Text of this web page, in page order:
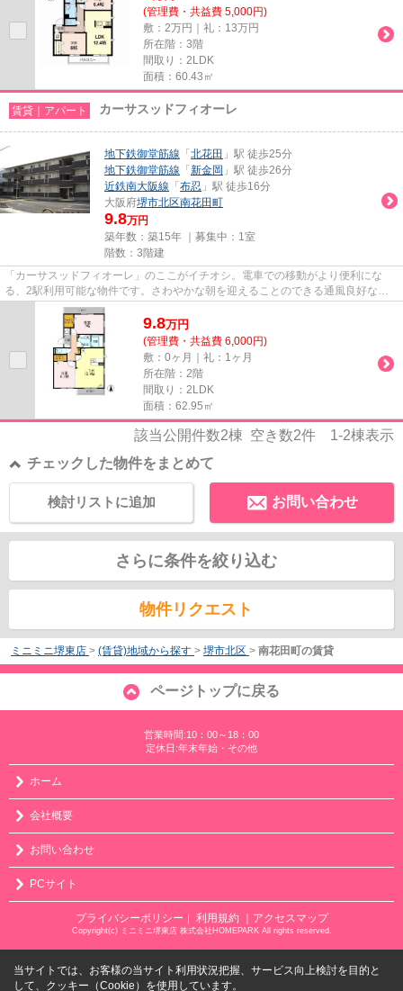
(管理費・共益費 5,000円)
敷：2万円｜礼：13万円
所在階：3階
間取り：2LDK
面積：60.43㎡
賃貸｜アパート カーサスッドフィオーレ
地下鉄御堂筋線 「 北花田 」駅 徒歩25分
地下鉄御堂筋線 「 新金岡 」駅 徒歩26分
近鉄南大阪線 「 布忍 」駅 徒歩16分
大阪府堺市北区南花田町
9.8万円
築年数：築15年 ｜募集中： 1室
階数：3階建
「カーサスッドフィオーレ」のここがイチオシ。電車での移動がより便利にな
る、2駅利用可能な物件です。さわやかな朝を迎えることのできる通風良好な物
件。通勤前にも簡単にごみを捨て...
9.8万円
(管理費・共益費 6,000円)
敷：0ヶ月｜礼：1ヶ月
所在階：2階
間取り：2LDK
面積：62.95㎡
該当公開件数2棟 空き数2件 1-2棟表示
チェックした物件をまとめて
お問い合わせ
検討リストに追加
さらに条件を絞り込む
物件リクエスト
ミニミニ堺東店 > (賃貸)地域から探す > 堺市北区 > 南花田町の賃貸
ページトップに戻る
営業時間:10：00～18：00
定休日:年末年始・その他
ホーム
会社概要
お問い合わせ
PCサイト
プライバシーポリシー ｜ 利用規約 ｜アクセスマップ
Copyright(c) ミニミニ堺東店 株式会社HOMEPARK All rights reserved.
当サイトでは、お客様の当サイト利用状況把握、サービス向上検討を目的と
して、クッキー（Cookie）を使用しています。